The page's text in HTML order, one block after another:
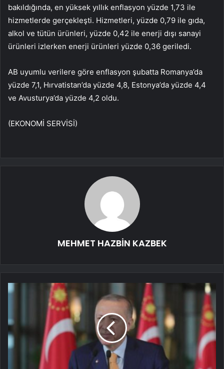
bakıldığında, en yüksek yıllık enflasyon yüzde 1,73 ile
hizmetlerde gerçekleşti. Hizmetleri, yüzde 0,79 ile gıda,
alkol ve tütün ürünleri, yüzde 0,42 ile enerji dışı sanayi
ürünleri izlerken enerji ürünleri yüzde 0,36 geriledi.
AB uyumlu verilere göre enflasyon şubatta Romanya’da
yüzde 7,1, Hırvatistan’da yüzde 4,8, Estonya’da yüzde 4,4
ve Avusturya’da yüzde 4,2 oldu.
(EKONOMİ SERVİSİ)
MEHMET HAZBİN KAZBEK